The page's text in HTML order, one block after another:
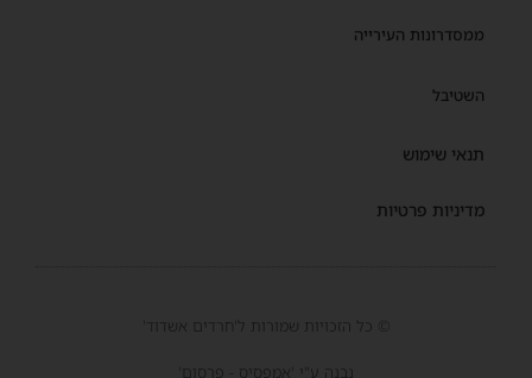
ממסדרונות העירייה
השטיבל
תנאי שימוש
מדיניות פרטיות
© כל הזכויות שמורות ל'חרדים אשדוד'
נבנה ע"י 'אמפסיס - פרסום'